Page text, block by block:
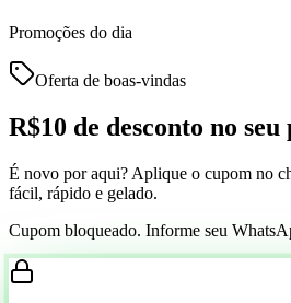
Promoções do dia
Oferta de boas-vindas
R$10 de desconto no
É novo por aqui? Aplique o cupom no
fácil, rápido e gelado.
Cupom bloqueado. Informe seu